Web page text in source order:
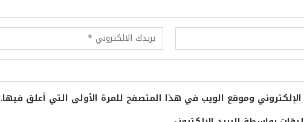
وموقع الويب في هذا المتصفح للمرة الأولى التي أعلق فيها.